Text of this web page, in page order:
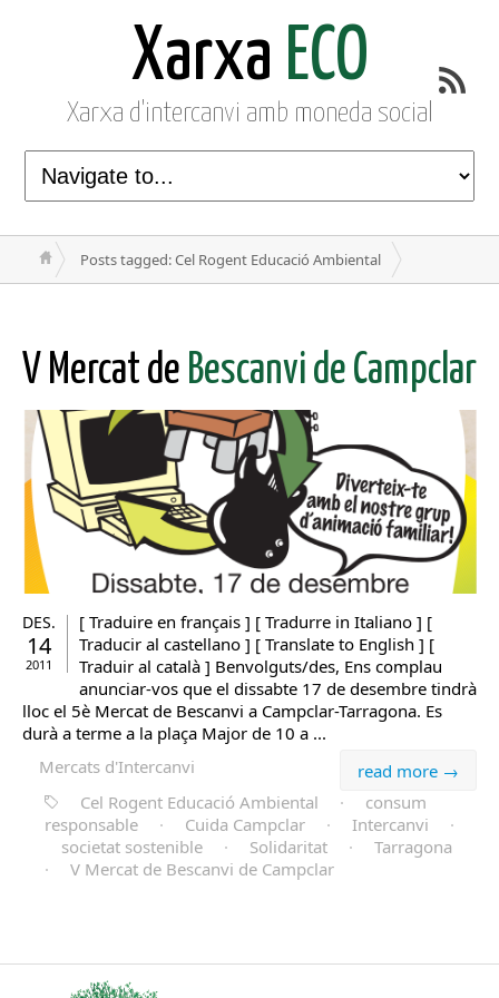
Xarxa ECO
Xarxa d'intercanvi amb moneda social
Posts tagged: Cel Rogent Educació Ambiental
V Mercat de Bescanvi de Campclar
DES.
14
2011
[ Traduire en français ] [ Tradurre in Italiano ] [
Traducir al castellano ] [ Translate to English ] [
Traduir al català ] Benvolguts/des, Ens complau
anunciar-vos que el dissabte 17 de desembre tindrà
lloc el 5è Mercat de Bescanvi a Campclar-Tarragona. Es
durà a terme a la plaça Major de 10 a ...
read more →
Mercats d'Intercanvi
Cel Rogent Educació Ambiental
·
consum
responsable
· Cuida Campclar · Intercanvi
·
societat sostenible
· Solidaritat ·
Tarragona
·
V Mercat de Bescanvi de Campclar